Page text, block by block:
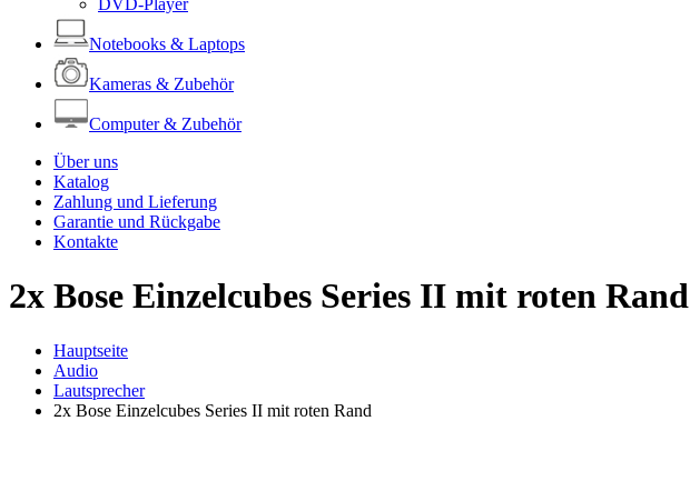
DVD-Player
Notebooks & Laptops
Kameras & Zubehör
Computer & Zubehör
Über uns
Katalog
Zahlung und Lieferung
Garantie und Rückgabe
Kontakte
2x Bose Einzelcubes Series II mit roten Rand
Hauptseite
Audio
Lautsprecher
2x Bose Einzelcubes Series II mit roten Rand